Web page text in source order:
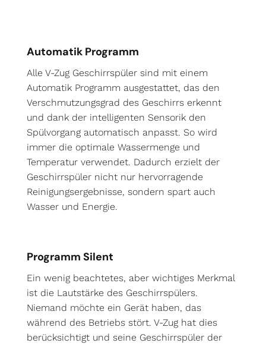
Automatik Programm
Alle V-Zug Geschirrspüler sind mit einem
Automatik Programm ausgestattet, das den
Verschmutzungsgrad des Geschirrs erkennt
und dank der intelligenten Sensorik den
Spülvorgang automatisch anpasst. So wird
immer die optimale Wassermenge und
Temperatur verwendet. Dadurch erzielt der
Geschirrspüler nicht nur hervorragende
Reinigungsergebnisse, sondern spart auch
Wasser und Energie.
Programm Silent
Ein wenig beachtetes, aber wichtiges Merkmal
ist die Lautstärke des Geschirrspülers.
Niemand möchte ein Gerät haben, das
während des Betriebs stört. V-Zug hat dies
berücksichtigt und seine Geschirrspüler der